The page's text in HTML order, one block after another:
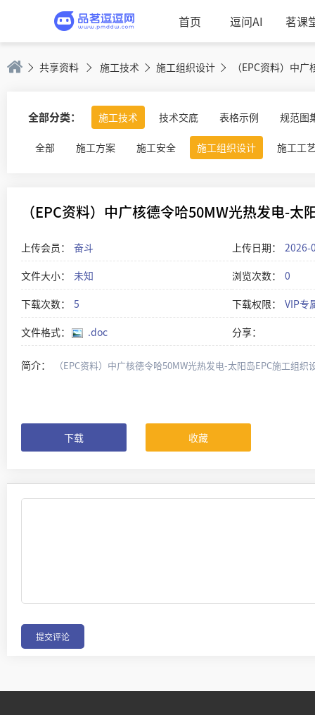
首页 逗问AI 茗课
共享资料 施工技术 施工组织设计
全部分类： 施工技术 技术交底 表格示例 规范图
全部 施工方案 施工安全 施工组织设计 施工工
（EPC资料）中广核德令哈50MW光热发电-
上传会员： 奋斗 上传日期：
2026-
文件大小：
未知 浏览次数：
0
下载次数：
5 下载权限：
VIP专
文件格式：
.doc 分享：
简介： （EPC资料）中广核德令哈50MW光热发电-太阳岛EPC施工组
下载 收藏